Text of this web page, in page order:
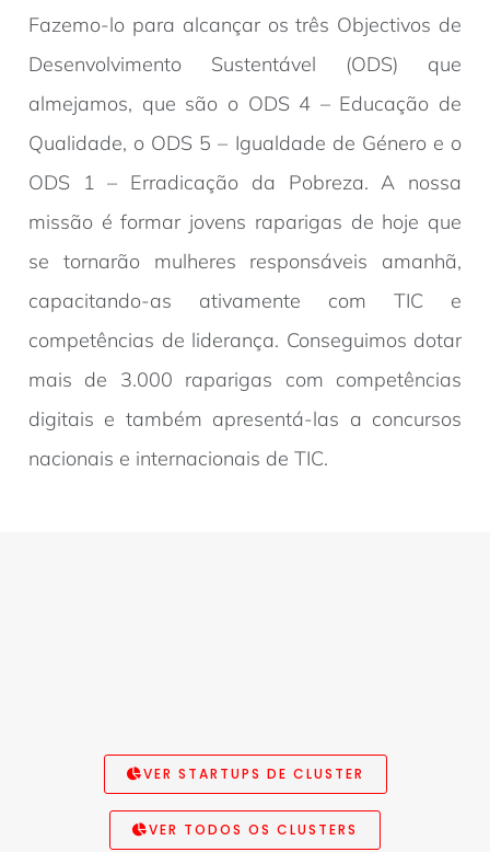
Fazemo-lo para alcançar os três Objectivos de
Desenvolvimento Sustentável (ODS) que
almejamos, que são o ODS 4 – Educação de
Qualidade, o ODS 5 – Igualdade de Género e o
ODS 1 – Erradicação da Pobreza. A nossa
missão é formar jovens raparigas de hoje que
se tornarão mulheres responsáveis amanhã,
capacitando-as ativamente com TIC e
competências de liderança. Conseguimos dotar
mais de 3.000 raparigas com competências
digitais e também apresentá-las a concursos
nacionais e internacionais de TIC.
VER STARTUPS DE CLUSTER
VER TODOS OS CLUSTERS